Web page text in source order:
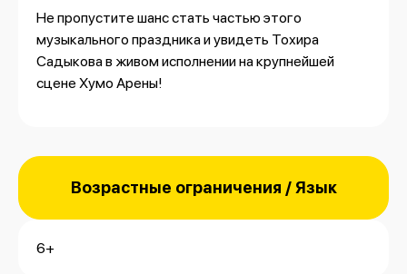
Не пропустите шанс стать частью этого
музыкального праздника и увидеть Тохира
Садыкова в живом исполнении на крупнейшей
сцене Хумо Арены!
Возрастные ограничения / Язык
6+